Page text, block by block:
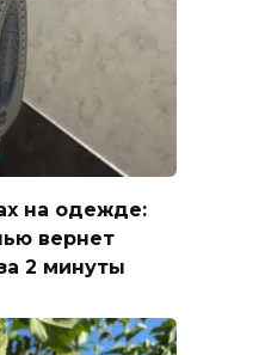
на одежде:
вернет
2 минуты